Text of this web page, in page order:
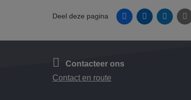
Deel deze pagina FacebookLinkedinTwitter
Contacteer ons
Contact en route